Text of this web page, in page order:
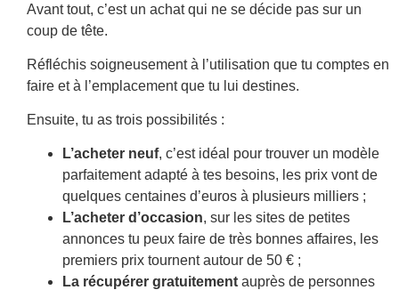
Avant tout, c’est un achat qui ne se décide pas sur un
coup de tête.
Réfléchis soigneusement à l’utilisation que tu comptes en
faire et à l’emplacement que tu lui destines.
Ensuite, tu as trois possibilités :
L’acheter neuf, c’est idéal pour trouver un modèle
parfaitement adapté à tes besoins, les prix vont de
quelques centaines d’euros à plusieurs milliers ;
L’acheter d’occasion, sur les sites de petites
annonces tu peux faire de très bonnes affaires, les
premiers prix tournent autour de 50 € ;
La récupérer gratuitement auprès de personnes